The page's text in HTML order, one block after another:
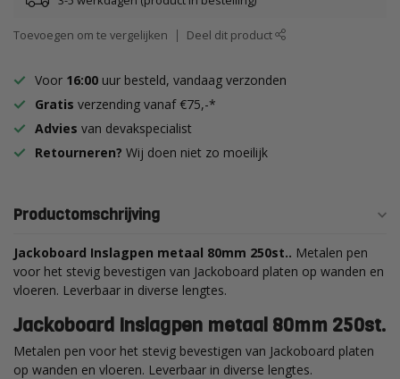
Toevoegen om te vergelijken Deel dit product
Voor 16:00 uur besteld, vandaag verzonden
Gratis verzending vanaf €75,-*
Advies van devakspecialist
Retourneren? Wij doen niet zo moeilijk
Productomschrijving
Jackoboard Inslagpen metaal 80mm 250st.. Metalen pen
voor het stevig bevestigen van Jackoboard platen op wanden en
vloeren. Leverbaar in diverse lengtes.
Jackoboard Inslagpen metaal 80mm 250st.
Metalen pen voor het stevig bevestigen van Jackoboard platen
op wanden en vloeren. Leverbaar in diverse lengtes.